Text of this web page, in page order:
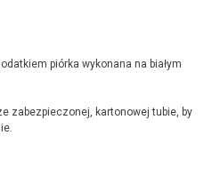
piórka wykonana na białym
zabezpieczonej, kartonowej tubie, by